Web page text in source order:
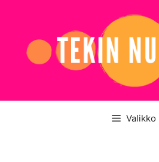
Valikko